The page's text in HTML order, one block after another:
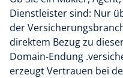
Dienstleister sind: Nur
der
direktem Bezug zu
Domain-Endung
erzeugt Vertrauen bei